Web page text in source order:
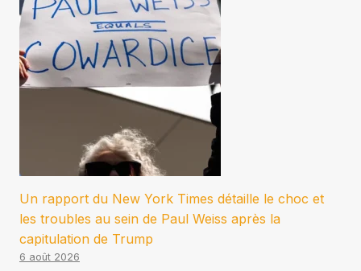
Un rapport du New York Times détaille le choc et
les troubles au sein de Paul Weiss après la
capitulation de Trump
6 août 2026